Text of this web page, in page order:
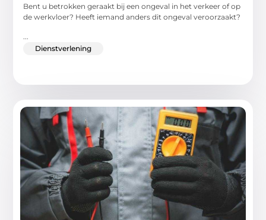
Bent u betrokken geraakt bij een ongeval in het verkeer of op
de werkvloer? Heeft iemand anders dit ongeval veroorzaakt?
Dienstverlening